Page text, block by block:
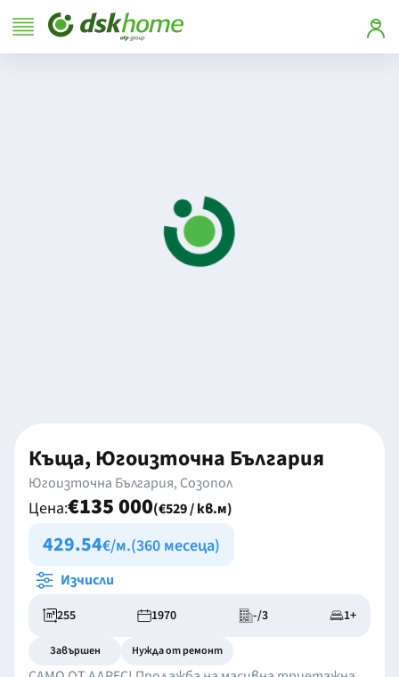
Къща, Югоизточна България
Югоизточна България, Созопол
Цена:€135 000(€529 / кв.м)
429.54€/м.(360 месеца)
Изчисли
255 1970 -/3 1+
Завършен Нужда от ремонт